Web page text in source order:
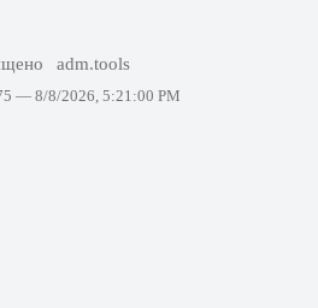
adm.tools
— 8/8/2026, 5:21:00 PM